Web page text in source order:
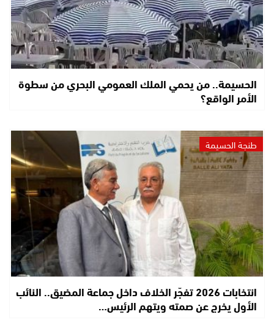
الحسيمة.. من يحمي الملك العمومي البحري من سطوة
الأمر الواقع؟
طنجة الحسيمة
انتخابات 2026 تفجّر الخلاف داخل جماعة المضيق.. النائب
الأول يخرج عن صمته ويتهم الرئيس…